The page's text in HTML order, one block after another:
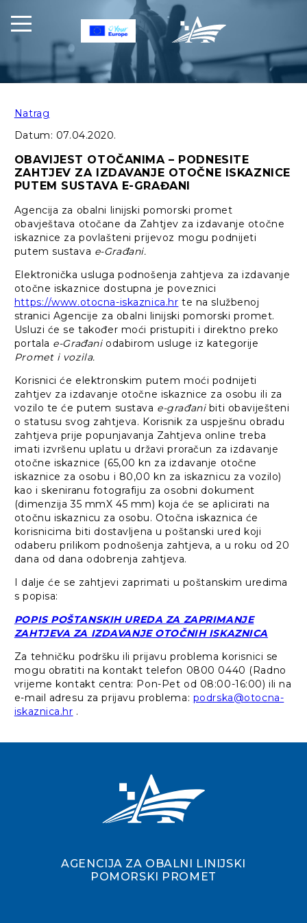
Natrag
Datum: 07.04.2020.
OBAVIJEST OTOČANIMA – PODNESITE
ZAHTJEV ZA IZDAVANJE OTOČNE ISKAZNICE
PUTEM SUSTAVA E-GRAĐANI
Agencija za obalni linijski pomorski promet
obavještava otočane da Zahtjev za izdavanje otočne
iskaznice za povlašteni prijevoz mogu podnijeti
putem sustava e-Građani.
Elektronička usluga podnošenja zahtjeva za izdavanje
otočne iskaznice dostupna je poveznici
https://www.otocna-iskaznica.hr te na službenoj
stranici Agencije za obalni linijski pomorski promet.
Usluzi će se također moći pristupiti i direktno preko
portala e-Građaniodabirom usluge iz kategorije
Promet i vozila.
Korisnici će elektronskim putem moći podnijeti
zahtjev za izdavanje otočne iskaznice za osobu ili za
vozilo te će putem sustava e-građani biti obaviješteni
o statusu svog zahtjeva. Korisnik za uspješnu obradu
zahtjeva prije popunjavanja Zahtjeva online treba
imati izvršenu uplatu u državi proračun za izdavanje
otočne iskaznice (65,00 kn za izdavanje otočne
iskaznice za osobu i 80,00 kn za iskaznicu za vozilo)
kao i skeniranu fotografiju za osobni dokument
(dimenzija 35 mmX 45 mm) koja će se aplicirati na
otočnu iskaznicu za osobu. Otočna iskaznica će
korisnicima biti dostavljena u poštanski ured koji
odaberu prilikom podnošenja zahtjeva, a u roku od 20
dana od dana odobrenja zahtjeva.
I dalje će se zahtjevi zaprimati u poštanskim uredima
s popisa:
POPIS POŠTANSKIH UREDA ZA ZAPRIMANJE
ZAHTJEVA ZA IZDAVANJE OTOČNIH ISKAZNICA
Za tehničku podršku ili prijavu problema korisnici se
mogu obratiti na kontakt telefon 0800 0440 (Radno
vrijeme kontakt centra: Pon-Pet od 08:00-16:00) ili na
e-mail adresu za prijavu problema: podrska@otocna-
iskaznica.hr .
AGENCIJA ZA OBALNI LINIJSKI
POMORSKI PROMET